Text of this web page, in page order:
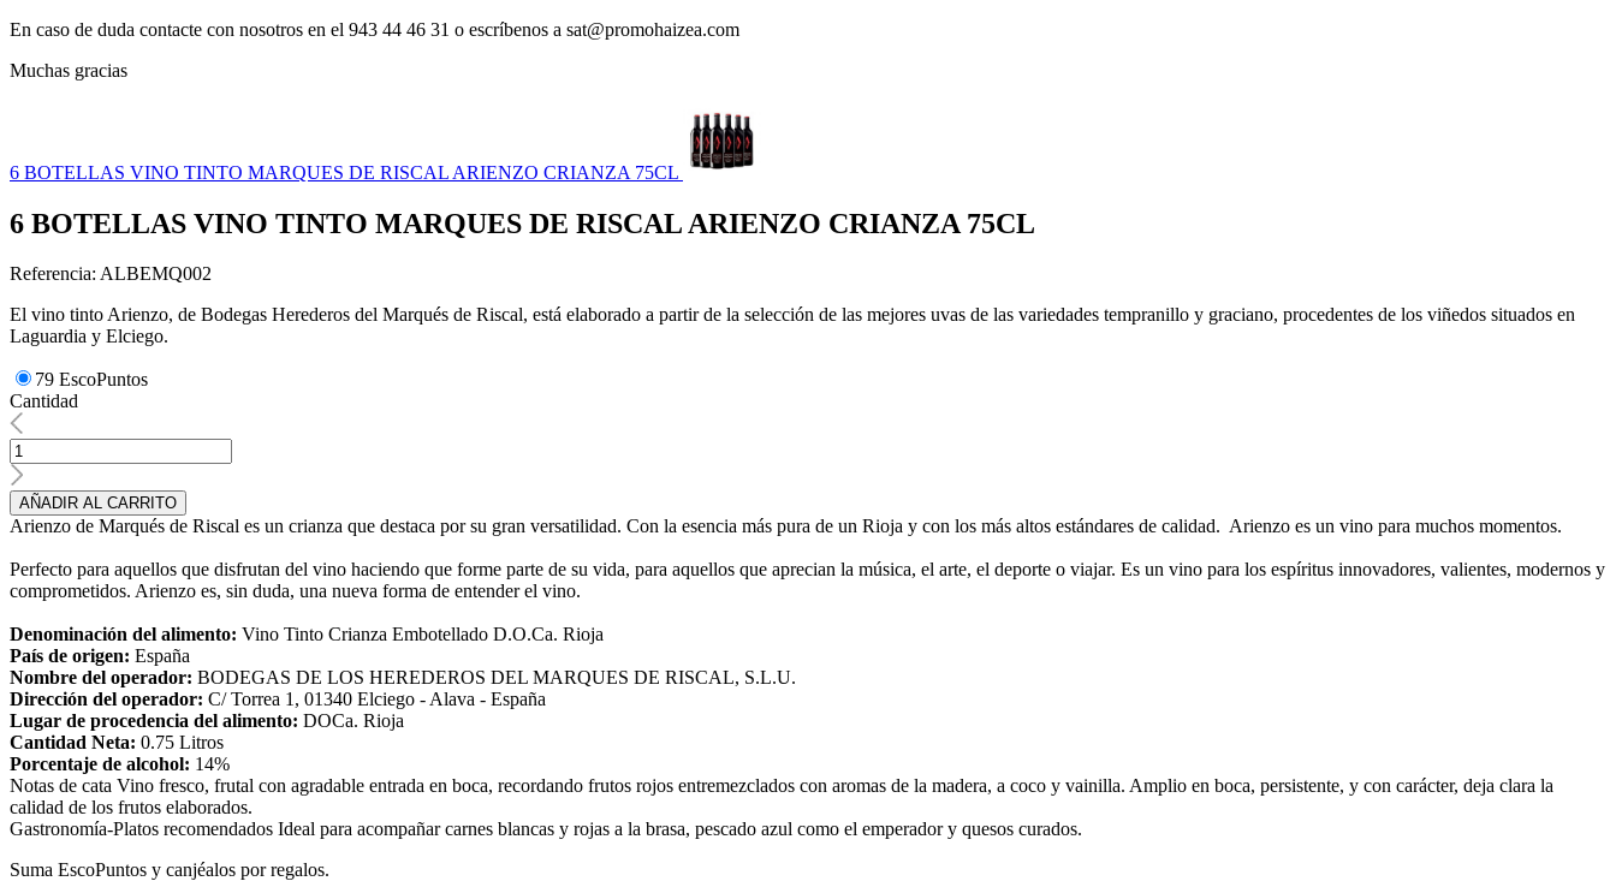
En caso de duda contacte con nosotros en el 943 44 46 31 o escríbenos a sat@promohaizea.com
Muchas gracias
6 BOTELLAS VINO TINTO MARQUES DE RISCAL ARIENZO CRIANZA 75CL
6 BOTELLAS VINO TINTO MARQUES DE RISCAL ARIENZO CRIANZA 75CL
Referencia: ALBEMQ002
El vino tinto Arienzo, de Bodegas Herederos del Marqués de Riscal, está elaborado a partir de la selección de las mejores uvas de las variedades tempranillo y graciano, procedentes de los viñedos situados en
Laguardia y Elciego.
79 EscoPuntos
Cantidad
AÑADIR AL CARRITO
Arienzo de Marqués de Riscal es un crianza que destaca por su gran versatilidad. Con la esencia más pura de un Rioja y con los más altos estándares de calidad. Arienzo es un vino para muchos momentos.
Perfecto para aquellos que disfrutan del vino haciendo que forme parte de su vida, para aquellos que aprecian la música, el arte, el deporte o viajar. Es un vino para los espíritus innovadores, valientes, modernos y
comprometidos. Arienzo es, sin duda, una nueva forma de entender el vino.
Denominación del alimento: Vino Tinto Crianza Embotellado D.O.Ca. Rioja
País de origen: España
Nombre del operador: BODEGAS DE LOS HEREDEROS DEL MARQUES DE RISCAL, S.L.U.
Dirección del operador: C/ Torrea 1, 01340 Elciego - Alava - España
Lugar de procedencia del alimento: DOCa. Rioja
Cantidad Neta: 0.75 Litros
Porcentaje de alcohol: 14%
Notas de cata Vino fresco, frutal con agradable entrada en boca, recordando frutos rojos entremezclados con aromas de la madera, a coco y vainilla. Amplio en boca, persistente, y con carácter, deja clara la
calidad de los frutos elaborados.
Gastronomía-Platos recomendados Ideal para acompañar carnes blancas y rojas a la brasa, pescado azul como el emperador y quesos curados.
Suma EscoPuntos y canjéalos por regalos.